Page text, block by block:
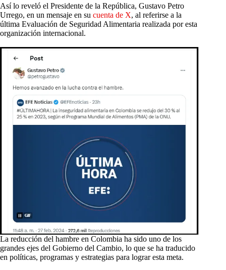
Así lo reveló el Presidente de la República, Gustavo Petro
Urrego, en un mensaje en su cuenta de X, al referirse a la
última Evaluación de Seguridad Alimentaria realizada por esta
organización internacional.
La reducción del hambre en Colombia ha sido uno de los
grandes ejes del Gobierno del Cambio, lo que se ha traducido
en políticas, programas y estrategias para lograr esta meta.